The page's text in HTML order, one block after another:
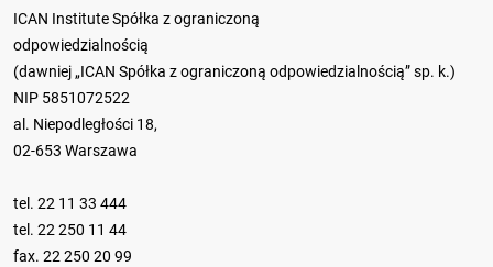
ICAN Institute Spółka z ograniczoną
odpowiedzialnością
(dawniej „ICAN Spółka z ograniczoną odpowiedzialnością” sp. k.)
NIP 5851072522
al. Niepodległości 18,
02-653 Warszawa
tel. 22 11 33 444
tel. 22 250 11 44
fax. 22 250 20 99